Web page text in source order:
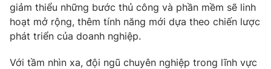
giảm thiểu những bước thủ công và phần mềm sẽ linh
hoạt mở rộng, thêm tính năng mới dựa theo chiến lược
phát triển của doanh nghiệp.
Với tầm nhìn xa, đội ngũ chuyên nghiệp trong lĩnh vực